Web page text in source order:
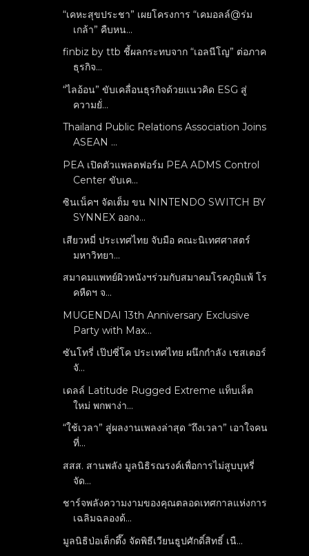
“เคหะสุขประชา” เผยโครงการ “เคมอลล์@ร่ม
เกล้า” คืบหน...
finbiz by ttb ชี้ผลกระทบจาก “เอลนีโญ” ต่อภาค
ธุรกิจ...
“ไลอ้อน” ขับเคลื่อนธุรกิจด้วยแนวคิด ESG สู่
ความยั่...
Thailand Public Relations Association Joins
ASEAN ...
PEA เปิดตัวแพลตฟอร์ม PEA ADMS Control
Center ขับเค...
ซินเน็คฯ จัดเต็ม ขน NINTENDO SWITCH BY
SYNNEX ออกง...
เสียวหมี่ ประเทศไทย จับมือ คณะนิเทศศาสตร์
มหาวิทยา...
สมาคมแพทย์ผิวหนังฯร่วมกับสมาคมโรคภูมิแพ้ โร
คหืดฯ จ...
MUGENDAI 13th Anniversary Exclusive
Party with Max...
ซันโทรี่ เป๊ปซี่โค ประเทศไทย ผนึกกำลัง เชสเตอร์
จั...
เดลล์ Latitude Rugged Extreme แท็บเล็ต
ใหม่ พกพาง่า...
“ใช้เวลา” สู่ผลงานเพลงล่าสุด “ถึงเวลา” เอาใจคน
ที่...
สสส. สานพลัง มูลนิธิรณรงค์เพื่อการไม่สูบบุหรี่
จัด...
ชาร์จพลังความงามของคุณตลอดเทศกาลแห่งการ
เฉลิมฉลองด้...
มูลนิธิป่อเต็กตึ๊ง จัดพิธีเวียนธูปศักดิ์สิทธิ์ เนื...